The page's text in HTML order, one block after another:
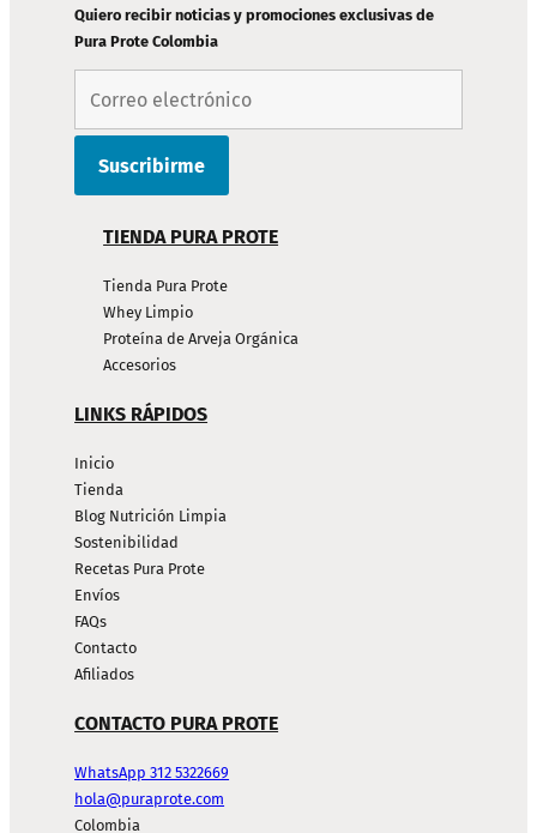
PÁGINA
Quiero recibir noticias y promociones exclusivas de
Pura Prote Colombia
TIENDA PURA PROTE
Tienda Pura Prote
Whey Limpio
Proteína de Arveja Orgánica
Accesorios
LINKS RÁPIDOS
Inicio
Tienda
Blog Nutrición Limpia
Sostenibilidad
Recetas Pura Prote
Envíos
FAQs
Contacto
Afiliados
CONTACTO PURA PROTE
WhatsApp 312 5322669
hola@puraprote.com
Colombia